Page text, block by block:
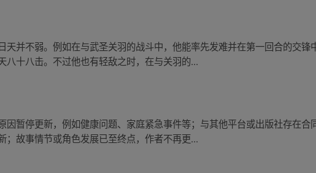
天并不弱。例如在与武圣关羽的战斗中，他能率先发难并在第一回合的交
八十八击。不过他也有轻敌之时，在与关羽的...
因暂停更新，例如健康问题、家庭紧急事件等；与其他平台或出版社存在
；故事情节或角色发展已至终点，作者不再更...